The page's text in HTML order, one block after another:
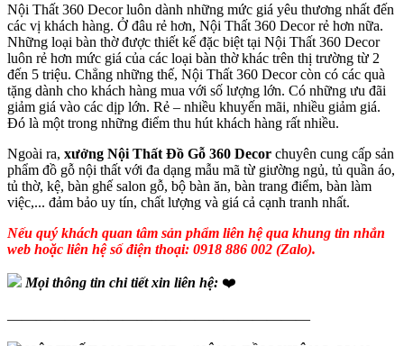
Nội Thất 360 Decor luôn dành những mức giá yêu thương nhất đến
các vị khách hàng. Ở đâu rẻ hơn, Nội Thất 360 Decor rẻ hơn nữa.
Những loại bàn thờ được thiết kế đặc biệt tại Nội Thất 360 Decor
luôn rẻ hơn mức giá của các loại bàn thờ khác trên thị trường từ 2
đến 5 triệu. Chẳng những thế, Nội Thất 360 Decor còn có các quà
tặng dành cho khách hàng mua với số lượng lớn. Có những ưu đãi
giảm giá vào các dịp lớn. Rẻ – nhiều khuyến mãi, nhiều giảm giá.
Đó là một trong những điểm thu hút khách hàng rất nhiều.
Ngoài ra, xưởng Nội Thất Đồ Gỗ 360 Decor chuyên cung cấp sản
phẩm đồ gỗ nội thất với đa dạng mẫu mã từ giường ngủ, tủ quần áo,
tủ thờ, kệ, bàn ghế salon gỗ, bộ bàn ăn, bàn trang điểm, bàn làm
việc,... đảm bảo uy tín, chất lượng và giá cả cạnh tranh nhất.
Nếu quý khách quan tâm sản phẩm liên hệ qua khung tin nhắn
web hoặc liên hệ số điện thoại: 0918 886 002 (Zalo).
Mọi thông tin chi tiết xin liên hệ: ❤️
—————————————————————